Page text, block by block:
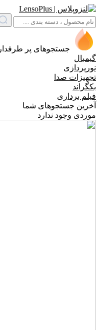
جستجوهای پر طرفدار
گیمبال
نورپردازی
تجهیزات صدا
بکگراند
فیلم برداری
آخرین جستجوهای شما
موردی وجود ندارد